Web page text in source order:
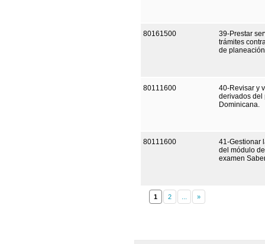
80161500
39-Prestar
trámites
de
80111600
40-Revisar y
derivados del
Dominicana.
80111600
41-Gestionar
del módulo
examen
1